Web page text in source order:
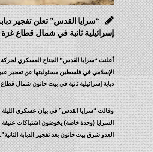
“سرايا القدس” تعلن تفجير
إسرائيلية ثانية في شمال قطاع غزة
أعلنت “سرايا القدس” الجناح العسكري لحركة
الإسلامي في فلسطين مسئوليتها عن تفجير
دبابة إسرائيلية ثانية في بيت حانون شمال
وقالت “سرايا القدس” في بيان عسكري الليلة
السرايا (وحدة خاصة) يخوضون اشتباكات عنيفة
العدو شرق بيت حانون بعد تفجير الدبابة الثانية”.